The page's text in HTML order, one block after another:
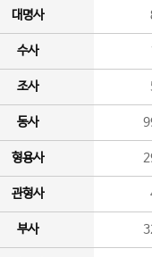
대명사
수사
조사
동사
형용사
관형사
부사